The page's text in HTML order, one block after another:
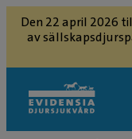
Den 22 april 2026
av